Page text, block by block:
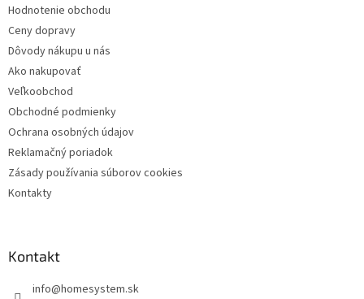
Hodnotenie obchodu
Ceny dopravy
Dôvody nákupu u nás
Ako nakupovať
Veľkoobchod
Obchodné podmienky
Ochrana osobných údajov
Reklamačný poriadok
Zásady používania súborov cookies
Kontakty
Kontakt
info@homesystem.sk